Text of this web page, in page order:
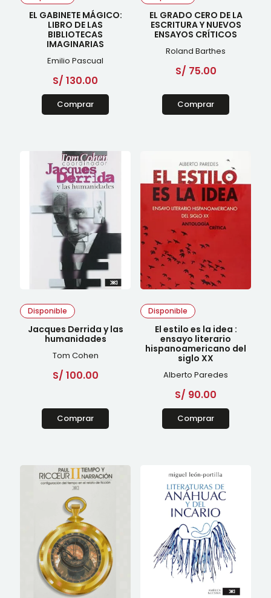
EL GABINETE MÁGICO:
LIBRO DE LAS
BIBLIOTECAS
IMAGINARIAS
Emilio Pascual
S/ 130.00
Comprar
EL GRADO CERO DE LA
ESCRITURA Y NUEVOS
ENSAYOS CRÍTICOS
Roland Barthes
S/ 75.00
Comprar
Disponible
Jacques Derrida y las
humanidades
Tom Cohen
S/ 100.00
Comprar
Disponible
El estilo es la idea :
ensayo literario
hispanoamericano del
siglo XX
Alberto Paredes
S/ 90.00
Comprar